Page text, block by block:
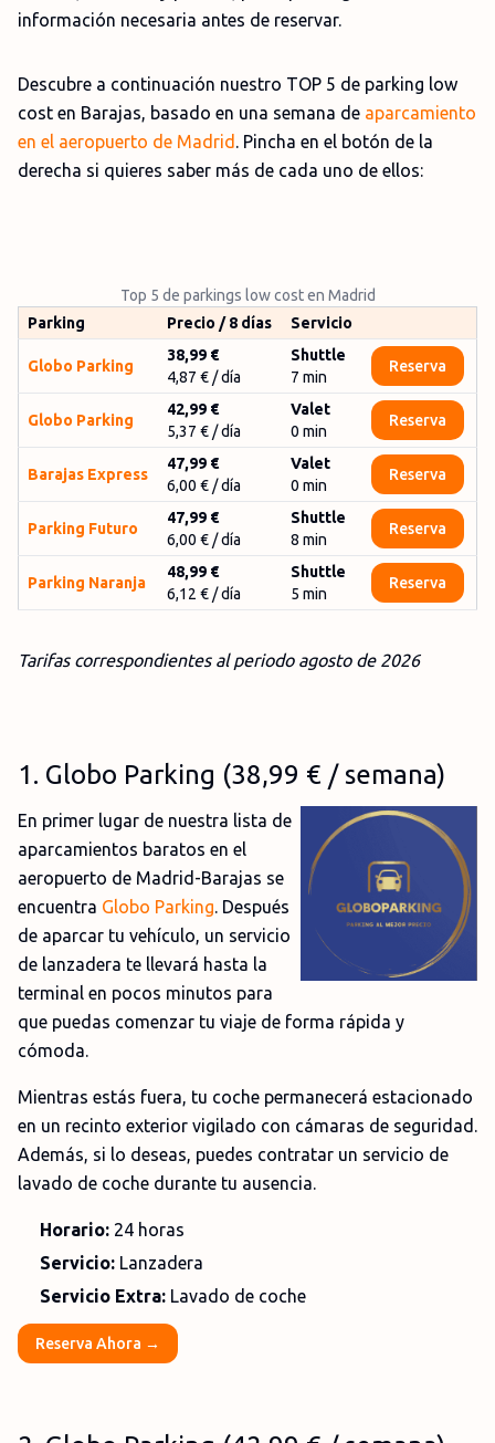
información necesaria antes de reservar.
Descubre a continuación nuestro TOP 5 de parking low
cost en Barajas, basado en una semana de aparcamiento
en el aeropuerto de Madrid . Pincha en el botón de la
derecha si quieres saber más de cada uno de ellos:
Top 5 de parkings low cost en Madrid
Parking
Precio / 8 días Servicio
Globo Parking
38,99 €
4,87 € / día
Shuttle
7 min
Reserva
Globo Parking
42,99 €
5,37 € / día
Valet
0 min
Reserva
Barajas Express
47,99 €
6,00 € / día
Valet
0 min
Reserva
Parking Futuro
47,99 €
6,00 € / día
Shuttle
8 min
Reserva
Parking Naranja
48,99 €
6,12 € / día
Shuttle
5 min
Reserva
Tarifas correspondientes al periodo agosto de 2026
1. Globo Parking (38,99 € / semana)
En primer lugar de nuestra lista de
aparcamientos baratos en el
aeropuerto de Madrid-Barajas se
encuentra Globo Parking. Después
de aparcar tu vehículo, un servicio
de lanzadera te llevará hasta la
terminal en pocos minutos para
que puedas comenzar tu viaje de forma rápida y
cómoda.
Mientras estás fuera, tu coche permanecerá estacionado
en un recinto exterior vigilado con cámaras de seguridad.
Además, si lo deseas, puedes contratar un servicio de
lavado de coche durante tu ausencia.
Horario: 24 horas
Servicio: Lanzadera
Servicio Extra: Lavado de coche
Reserva Ahora →